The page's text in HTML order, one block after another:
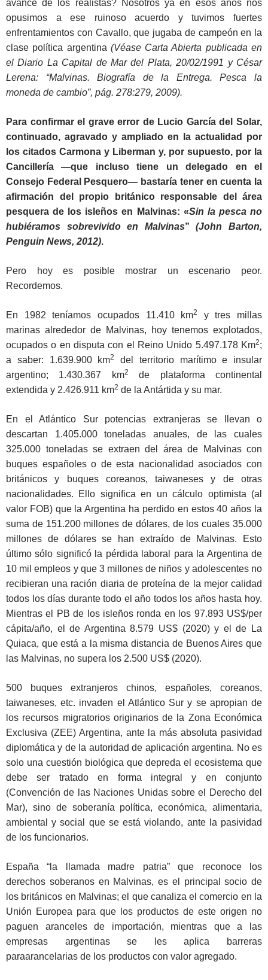
avance de los realistas? Nosotros ya en esos años nos
opusimos a ese ruinoso acuerdo y tuvimos fuertes
enfrentamientos con Cavallo, que jugaba de campeón en la
clase política argentina (Véase Carta Abierta publicada en
el Diario La Capital de Mar del Plata, 20/02/1991 y César
Lerena: “Malvinas. Biografía de la Entrega. Pesca la
moneda de cambio”, pág. 278:279, 2009).
Para confirmar el grave error de Lucio García del Solar,
continuado, agravado y ampliado en la actualidad por
los citados Carmona y Liberman y, por supuesto, por la
Cancillería —que incluso tiene un delegado en el
Consejo Federal Pesquero— bastaría tener en cuenta la
afirmación del propio británico responsable del área
pesquera de los isleños en Malvinas: «Sin la pesca no
hubiéramos sobrevivido en Malvinas”(John Barton,
Penguin News, 2012).
Pero hoy es posible mostrar un escenario peor.
Recordemos.
En 1982 teníamos ocupados 11.410 km2
y tres millas
marinas alrededor de Malvinas, hoy tenemos explotados,
ocupados o en disputa con el Reino Unido 5.497.178 Km2;
a saber: 1.639.900 km2
del territorio marítimo e insular
argentino; 1.430.367 km2
de plataforma continental
extendida y 2.426.911 km2 de la Antártida y su mar.
En el Atlántico Sur potencias extranjeras se llevan o
descartan 1.405.000 toneladas anuales, de las cuales
325.000 toneladas se extraen del área de Malvinas con
buques españoles o de esta nacionalidad asociados con
británicos y buques coreanos, taiwaneses y de otras
nacionalidades. Ello significa en un cálculo optimista (al
valor FOB) que la Argentina ha perdido en estos 40 años la
suma de 151.200 millones de dólares, de los cuales 35.000
millones de dólares se han extraído de Malvinas. Esto
último sólo significó la pérdida laboral para la Argentina de
10 mil empleos y que 3 millones de niños y adolescentes no
recibieran una ración diaria de proteína de la mejor calidad
todos los días durante todo el año todos los años hasta hoy.
Mientras el PB de los isleños ronda en los 97.893 US$/per
cápita/año, el de Argentina 8.579 US$ (2020) y el de La
Quiaca, que está a la misma distancia de Buenos Aires que
las Malvinas, no supera los 2.500 US$ (2020).
500 buques extranjeros chinos, españoles, coreanos,
taiwaneses, etc. invaden el Atlántico Sur y se apropian de
los recursos migratorios originarios de la Zona Económica
Exclusiva (ZEE) Argentina, ante la más absoluta pasividad
diplomática y de la autoridad de aplicación argentina. No es
solo una cuestión biológica que depreda el ecosistema que
debe ser tratado en forma integral y en conjunto
(Convención de las Naciones Unidas sobre el Derecho del
Mar), sino de soberanía política, económica, alimentaria,
ambiental y social que se está violando, ante la pasividad
de los funcionarios.
España “la llamada madre patria” que reconoce los
derechos soberanos en Malvinas, es el principal socio de
los británicos en Malvinas; el que canaliza el comercio en la
Unión Europea para que los productos de este origen no
paguen aranceles de importación, mientras que a las
empresas argentinas se les aplica barreras
paraarancelarias de los productos con valor agregado.